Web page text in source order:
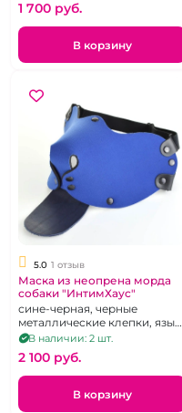
1 700 pуб.
В корзину
5.0 1 отзыв
Маска из неопрена морда
собаки "ИнтимХаус"
сине-черная, черные
металлические клепки, язык
и прочая фурнитура - кожа,
регулировка при помощи 2
резинок сзади и пряжек
В наличии: 2 шт.
2 100 pуб.
В корзину